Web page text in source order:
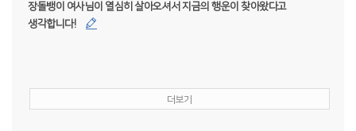
장돌뱅이 여사님이 열심히 살아오셔서 지금의 행운이 찾아왔다고
생각합니다!
더보기